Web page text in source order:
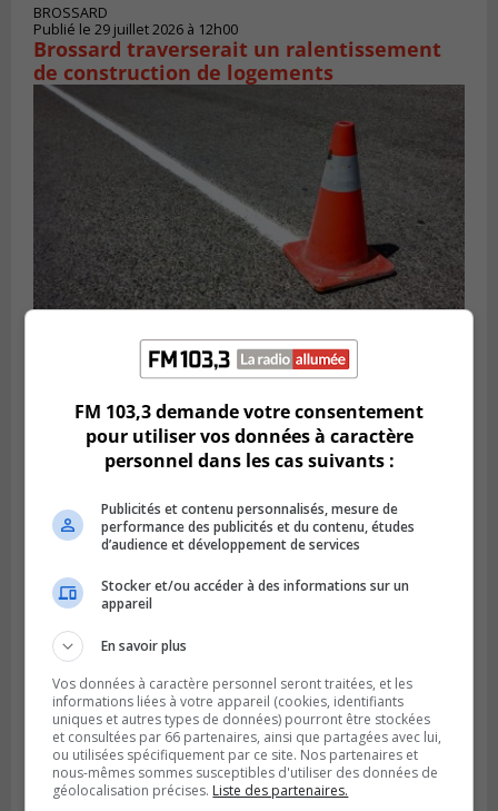
BROSSARD
Publié le 29 juillet 2026 à 12h00
Brossard traverserait un ralentissement
de construction de logements
Publié le 29 juillet 2026 à 10h47
Des travaux de marquage de nuit
entraînent des entraves sur la Rive-Sud
VIEUX-LONGUEUIL
Publié le 28 juillet 2026 à 07h44
La Tablée des chefs obtient un appui
financier pour poursuivre sa mission
FM 103,3 demande votre consentement
pour utiliser vos données à caractère
personnel dans les cas suivants :
Publicités et contenu personnalisés, mesure de
performance des publicités et du contenu, études
d’audience et développement de services
Stocker et/ou accéder à des informations sur un
appareil
En savoir plus
Vos données à caractère personnel seront traitées, et les
informations liées à votre appareil (cookies, identifiants
uniques et autres types de données) pourront être stockées
et consultées par 66 partenaires, ainsi que partagées avec lui,
ou utilisées spécifiquement par ce site. Nos partenaires et
nous-mêmes sommes susceptibles d'utiliser des données de
géolocalisation précises. Liste des partenaires.